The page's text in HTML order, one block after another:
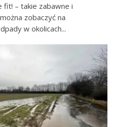
fit! – takie zabawne i
zobaczyć na
w okolicach...